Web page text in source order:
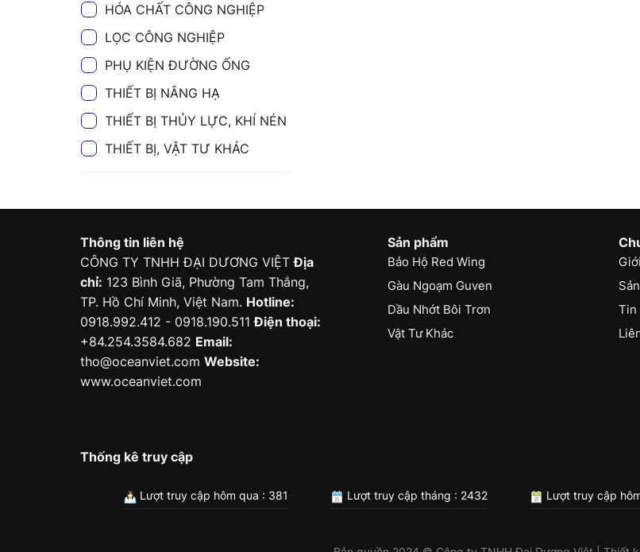
HÓA CHẤT CÔNG NGHIỆP
LỌC CÔNG NGHIỆP
PHỤ KIỆN ĐƯỜNG ỐNG
THIẾT BỊ NÂNG HẠ
THIẾT BỊ THỦY LỰC, KHÍ NÉN
THIẾT BỊ, VẬT TƯ KHÁC
Thông tin liên hệ
CÔNG TY TNHH ĐẠI DƯƠNG VIỆTĐịa
chỉ: 123 Bình Giã, Phường Tam Thắng,
TP. Hồ Chí Minh, Việt Nam. Hotline:
0918.992.412 - 0918.190.511Điện thoại:
+84.254.3584.682 Email:
tho@oceanviet.com Website:
www.oceanviet.com
Sản phẩm
Bảo Hộ Red Wing
Gàu Ngoạm Guven
Dầu Nhớt Bôi Trơn
Vật Tư Khác
Tin
Thống kê truy cập
Lượt truy cập hôm qua : 381 Lượt truy cập tháng : 2432 Lượt truy cập